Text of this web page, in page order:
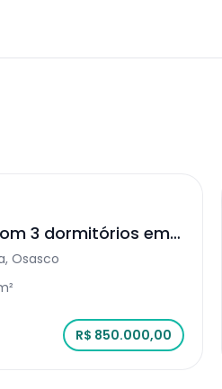
3 dormitórios em
Osasco
R$ 850.000,00